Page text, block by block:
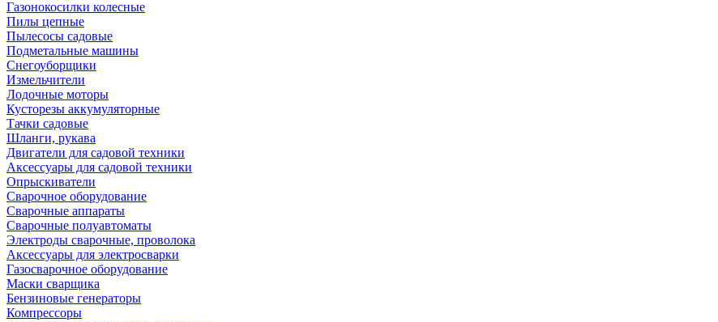
Газонокосилки колесные
Пилы цепные
Пылесосы садовые
Подметальные машины
Снегоуборщики
Измельчители
Лодочные моторы
Кусторезы аккумуляторные
Тачки садовые
Шланги, рукава
Двигатели для садовой техники
Аксессуары для садовой техники
Опрыскиватели
Сварочное оборудование
Сварочные аппараты
Сварочные полуавтоматы
Электроды сварочные, проволока
Аксессуары для электросварки
Газосварочное оборудование
Маски сварщика
Бензиновые генераторы
Компрессоры